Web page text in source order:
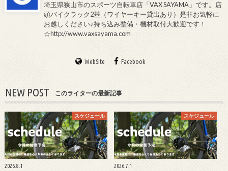
埼玉県狭山市のスポーツ自転車店「VAX SAYAMA」です。店
頭バイクラック2基（ワイヤーキー貸出あり）是非お気軽に
お越しください♪持ち込み整備・機材取付大歓迎です！
☆http://www.vaxsayama.com
WebSite Facebook
NEW POST このライターの最新記事
スケジュール
2026.8.1
スケジュール
2026.7.1